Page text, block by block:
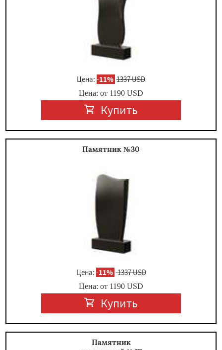
Цена: -11% 1337 USD
Цена: от 1190 USD
Купить
Памятник №30
Цена: -11% 1337 USD
Цена: от 1190 USD
Купить
Памятник